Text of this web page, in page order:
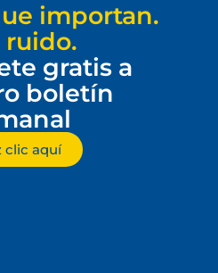
importan.
ruido.
gratis a
boletín
clic aquí